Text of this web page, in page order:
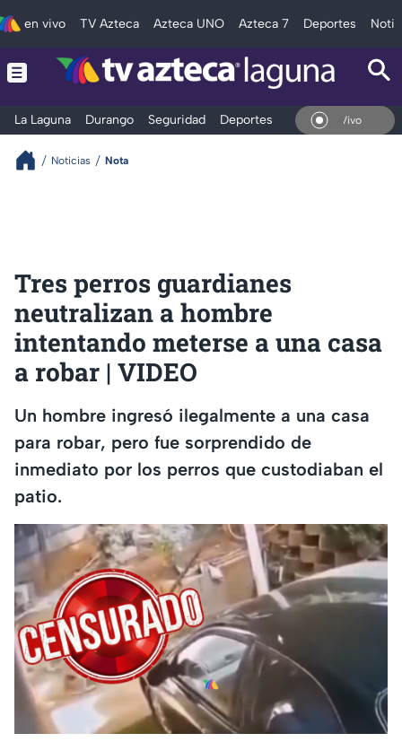
en vivo TV Azteca Azteca UNO Azteca 7 Deportes
La Laguna Durango Seguridad Deportes Entretenimiento
En Vivo
Noticias Nota
Tres perros guardianes
neutralizan a hombre
intentando meterse a una casa
a robar | VIDEO
Un hombre ingresó ilegalmente a una casa
para robar, pero fue sorprendido de
inmediato por los perros que custodiaban el
patio.